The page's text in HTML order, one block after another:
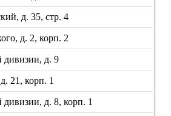
д. 35, стр. 4
д. 2, корп. 2
дивизии, д. 9
21, корп. 1
дивизии, д. 8, корп. 1